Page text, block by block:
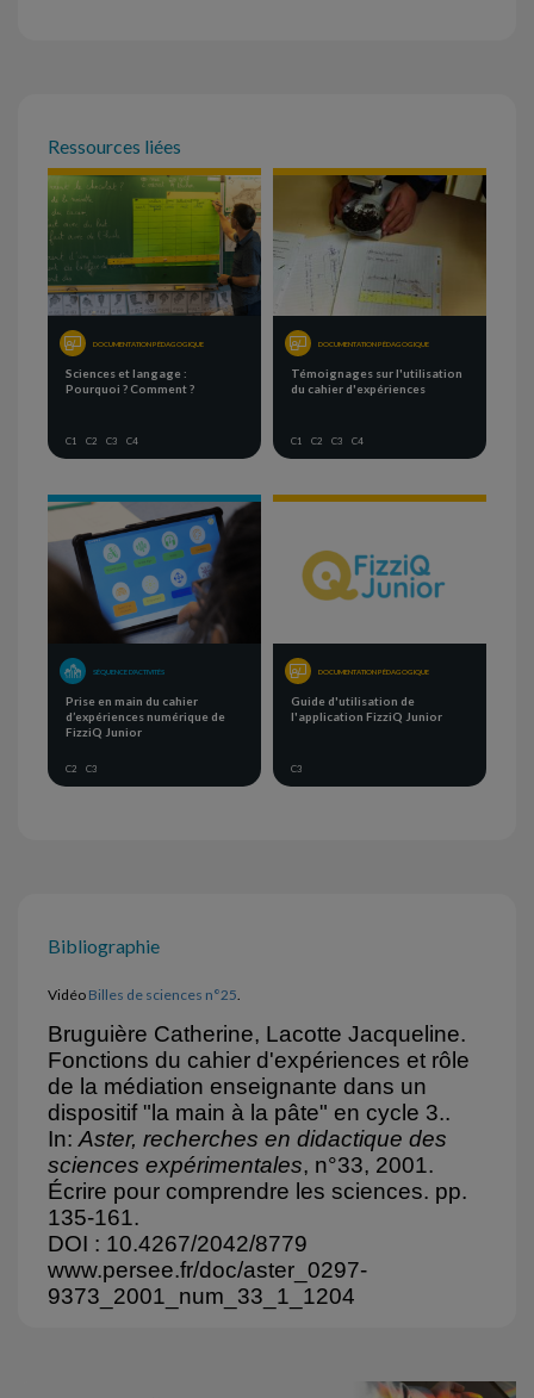
Ressources liées
DOCUMENTATION PÉDAGOGIQUE
Sciences et langage :
Pourquoi ? Comment ?
C1 C2 C3 C4
DOCUMENTATION PÉDAGOGIQUE
Témoignages sur l'utilisation
du cahier d'expériences
C1 C2 C3 C4
SÉQUENCE D'ACTIVITÉS
Prise en main du cahier
d’expériences numérique de
FizziQ Junior
C2 C3
DOCUMENTATION PÉDAGOGIQUE
Guide d'utilisation de
l'application FizziQ Junior
C3
Bibliographie
Vidéo Billes de sciences n°25
Bruguière Catherine, Lacotte Jacqueline.
Fonctions du cahier d'expériences et rôle
de la médiation enseignante dans un
dispositif "la main à la pâte" en cycle 3..
In: Aster, recherches en didactique des
sciences expérimentales, n°33, 2001.
Écrire pour comprendre les sciences. pp.
135-161.
DOI : 10.4267/2042/8779
www.persee.fr/doc/aster_0297-
9373_2001_num_33_1_1204